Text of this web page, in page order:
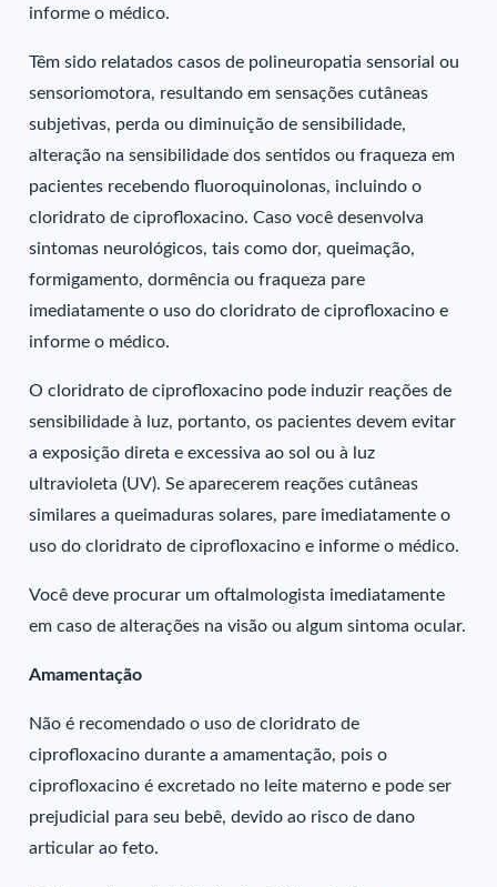
informe o médico.
Têm sido relatados casos de polineuropatia sensorial ou
sensoriomotora, resultando em sensações cutâneas
subjetivas, perda ou diminuição de sensibilidade,
alteração na sensibilidade dos sentidos ou fraqueza em
pacientes recebendo fluoroquinolonas, incluindo o
cloridrato de ciprofloxacino. Caso você desenvolva
sintomas neurológicos, tais como dor, queimação,
formigamento, dormência ou fraqueza pare
imediatamente o uso do cloridrato de ciprofloxacino e
informe o médico.
O cloridrato de ciprofloxacino pode induzir reações de
sensibilidade à luz, portanto, os pacientes devem evitar
a exposição direta e excessiva ao sol ou à luz
ultravioleta (UV). Se aparecerem reações cutâneas
similares a queimaduras solares, pare imediatamente o
uso do cloridrato de ciprofloxacino e informe o médico.
Você deve procurar um oftalmologista imediatamente
em caso de alterações na visão ou algum sintoma ocular.
Amamentação
Não é recomendado o uso de cloridrato de
ciprofloxacino durante a amamentação, pois o
ciprofloxacino é excretado no leite materno e pode ser
prejudicial para seu bebê, devido ao risco de dano
articular ao feto.